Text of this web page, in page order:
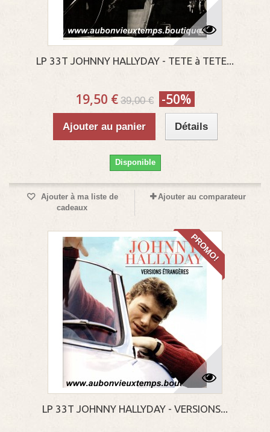
LP 33T JOHNNY HALLYDAY - TETE à TETE...
19,50 € 39,00 € -50%
Ajouter au panier Détails
Disponible
Ajouter à ma liste de
cadeaux
Ajouter au comparateur
PROMO!
LP 33T JOHNNY HALLYDAY - VERSIONS...